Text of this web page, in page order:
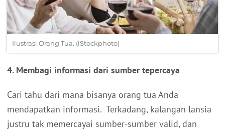
Ilustrasi Orang Tua. (iStockphoto)
4. Membagi informasi dari sumber tepercaya
Cari tahu dari mana bisanya orang tua Anda
mendapatkan informasi. Terkadang, kalangan lansia
justru tak memercayai sumber-sumber valid, dan